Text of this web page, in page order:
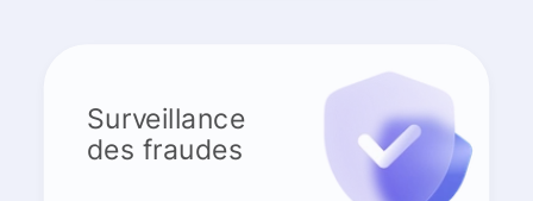
Surveillance
des fraudes